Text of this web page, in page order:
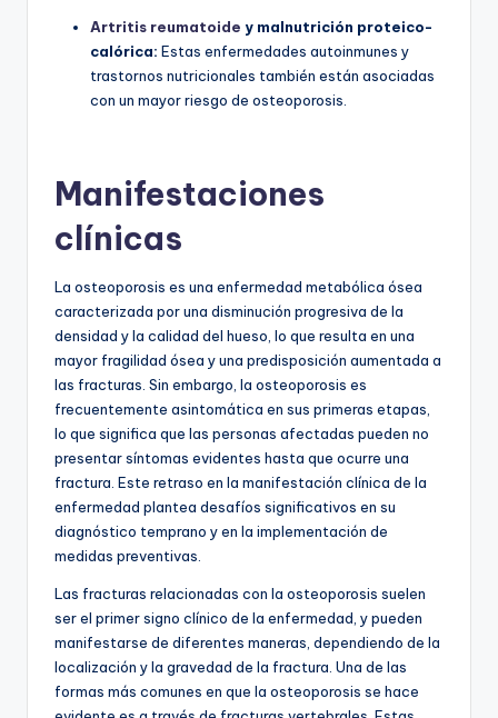
Artritis reumatoide y malnutrición proteico-
calórica: Estas enfermedades autoinmunes y
trastornos nutricionales también están asociadas
con un mayor riesgo de osteoporosis.
Manifestaciones
clínicas
La osteoporosis es una enfermedad metabólica ósea
caracterizada por una disminución progresiva de la
densidad y la calidad del hueso, lo que resulta en una
mayor fragilidad ósea y una predisposición aumentada a
las fracturas. Sin embargo, la osteoporosis es
frecuentemente asintomática en sus primeras etapas,
lo que significa que las personas afectadas pueden no
presentar síntomas evidentes hasta que ocurre una
fractura. Este retraso en la manifestación clínica de la
enfermedad plantea desafíos significativos en su
diagnóstico temprano y en la implementación de
medidas preventivas.
Las fracturas relacionadas con la osteoporosis suelen
ser el primer signo clínico de la enfermedad, y pueden
manifestarse de diferentes maneras, dependiendo de la
localización y la gravedad de la fractura. Una de las
formas más comunes en que la osteoporosis se hace